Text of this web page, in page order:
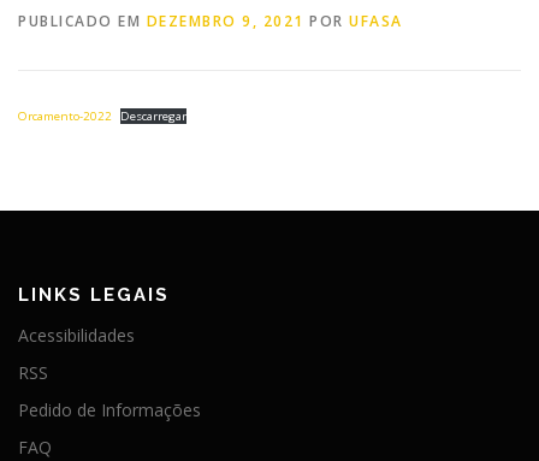
PUBLICADO EM DEZEMBRO 9, 2021 POR UFASA
Orcamento-2022 Descarregar
LINKS LEGAIS
Acessibilidades
RSS
Pedido de Informações
FAQ